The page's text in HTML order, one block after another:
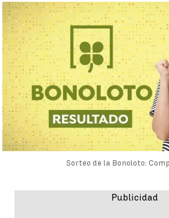
Sorteo de la Bonoloto: